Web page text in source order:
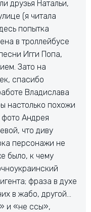
друзья Натальи,
(я читала
попытка
в троллейбусе
Игги Попа,
Зато на
спасибо
Владислава
настолько похожи
Андрея
что диву
персонажи не
было, к чему
фраза в духе
в жабо, другой…
и «не ссы»,